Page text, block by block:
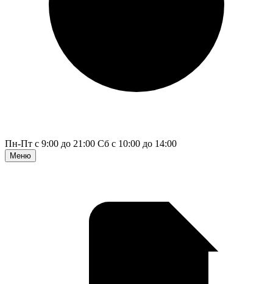
Пн-Пт с 9:00 до 21:00 Сб с 10:00 до 14:00
Меню